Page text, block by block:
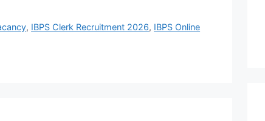
, IBPS Clerk Recruitment 2026, IBPS Online